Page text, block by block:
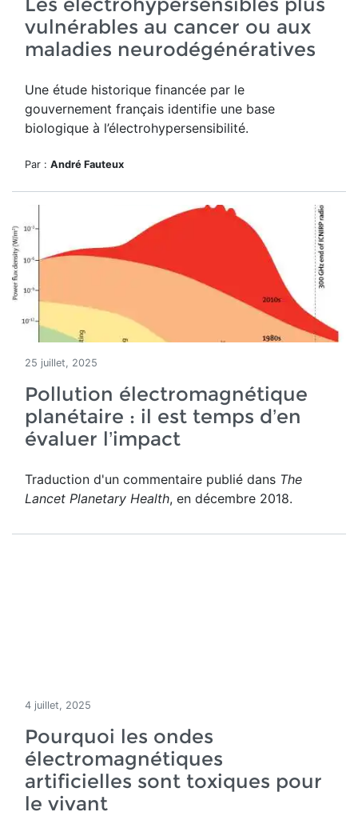
vulnérables au cancer ou aux
maladies neurodégénératives
Une étude historique financée par le
gouvernement français identifie une base
biologique à l’électrohypersensibilité.
Par : André Fauteux
25 juillet, 2025
Pollution électromagnétique
planétaire : il est temps d’en
évaluer l’impact
Traduction d'un commentaire publié dans The
Lancet Planetary Health, en décembre 2018.
4 juillet, 2025
Pourquoi les ondes
électromagnétiques
artificielles sont toxiques pour
le vivant